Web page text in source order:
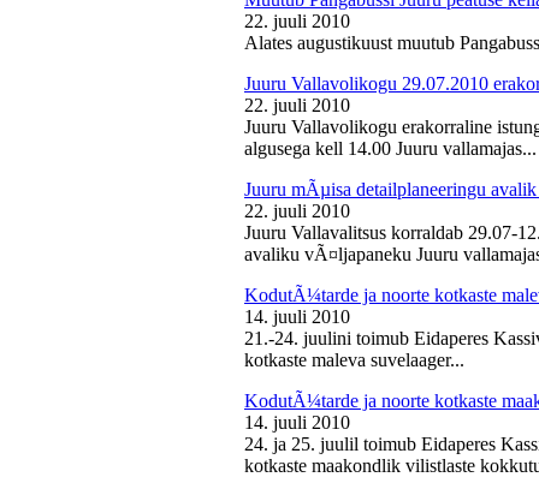
22. juuli 2010
Alates augustikuust muutub
Juuru Vallavolikogu 29.07.2010
22. juuli 2010
Juuru Vallavolikogu erakorraline
algusega kell 14.00 Juuru vallamajas...
Juuru mÃµisa detailplaneeringu
22. juuli 2010
Juuru Vallavalitsus korraldab 29.07-
avaliku vÃ¤ljapaneku Juuru
KodutÃ¼tarde ja noorte kotkaste
14. juuli 2010
21.-24. juulini toimub Eidaperes
kotkaste maleva suvelaager...
KodutÃ¼tarde ja noorte kotkaste
14. juuli 2010
24. ja 25. juulil toimub Eidaperes
kotkaste maakondlik vilistlaste